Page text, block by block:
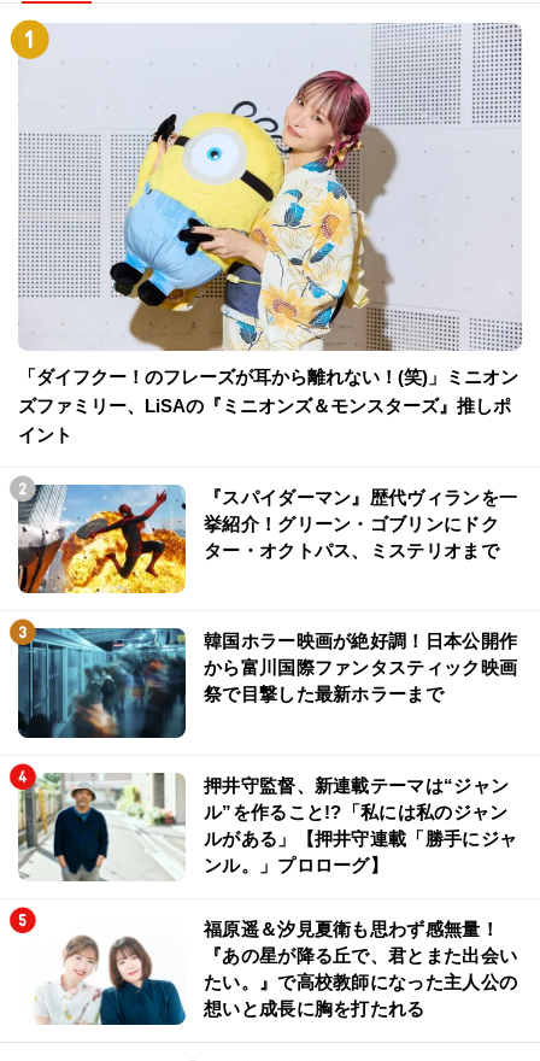
「ダイフクー！のフレーズが耳から離れない！(笑)」ミニオン
ズファミリー、LiSAの『ミニオンズ＆モンスターズ』推しポ
イント
『スパイダーマン』歴代ヴィランを一
挙紹介！グリーン・ゴブリンにドク
ター・オクトパス、ミステリオまで
韓国ホラー映画が絶好調！日本公開作
から富川国際ファンタスティック映画
祭で目撃した最新ホラーまで
押井守監督、新連載テーマは“ジャン
ル”を作ること!?「私には私のジャン
ルがある」【押井守連載「勝手にジャ
ンル。」プロローグ】
福原遥＆汐見夏衛も思わず感無量！
『あの星が降る丘で、君とまた出会い
たい。』で高校教師になった主人公の
想いと成長に胸を打たれる